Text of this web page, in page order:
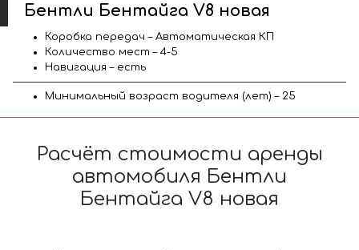
Бентли Бентайга V8 новая
Коробка передач – Автоматическая КП
Количество мест – 4-5
Навигация – есть
Минимальный возраст водителя (лет) – 25
Расчёт стоимости аренды
автомобиля Бентли
Бентайга V8 новая